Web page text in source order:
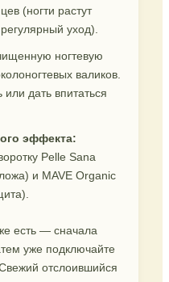
(ногти растут
уход).
ногтевую
валиков.
или дать впитаться
эффекта:
Pelle Sana
и MAVE Organic
есть — сначала
уже подключайте
отслоившийся